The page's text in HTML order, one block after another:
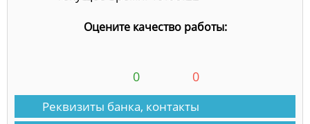
Оцените качество работы:
0 0
Реквизиты банка, контакты